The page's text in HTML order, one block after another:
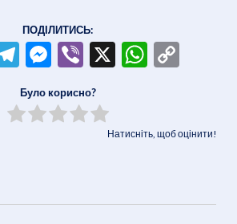
ПОДІЛИТИСЬ:
Telegram
Messenger
Viber
X
Було корисно?
Натисніть, щоб оцінити!